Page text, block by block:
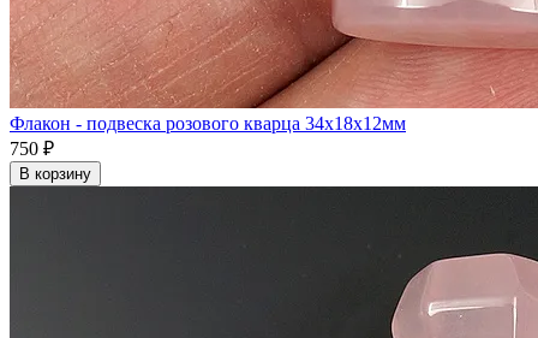
Флакон - подвеска розового кварца 34x18x12мм
750 ₽
В корзину